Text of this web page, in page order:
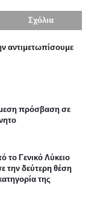
Σχόλια
αντιμετωπίσουμε
πρόσβαση σε
το Γενικό Λύκειο
την δεύτερη θέση
της